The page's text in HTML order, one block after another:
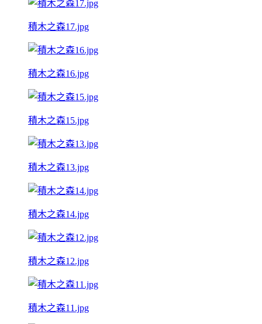
積木之森17.jpg
積木之森16.jpg
積木之森15.jpg
積木之森13.jpg
積木之森14.jpg
積木之森12.jpg
積木之森11.jpg